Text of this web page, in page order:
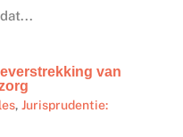
van
, Jurisprudentie: